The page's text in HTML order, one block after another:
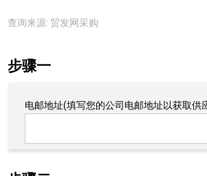
查询来源: 贸发网采购
步骤一
电邮地址(填写您的公司电邮地址以获取供